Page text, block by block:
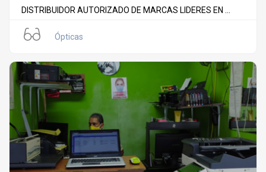
DISTRIBUIDOR AUTORIZADO DE MARCAS LIDERES EN ...
Ópticas